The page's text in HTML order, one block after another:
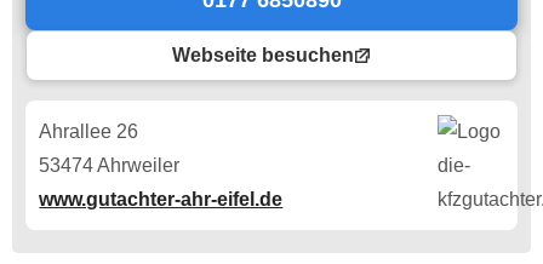
Webseite besuchen
Ahrallee 26
53474 Ahrweiler
www.gutachter-ahr-eifel.de